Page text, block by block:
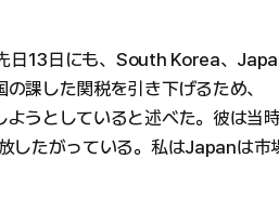
日13日にも、South Korea、
課した関税を引き下げるため、
ようとしていると述べた。彼は当
したがっている。私はJapanは市